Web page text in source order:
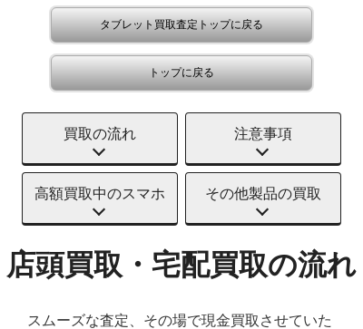
タブレット買取査定トップに戻る
トップに戻る
買取の流れ 注意事項
高額買取中のスマホ その他製品の買取
店頭買取・宅配買取の流れ
スムーズな査定、その場で現金買取させていた